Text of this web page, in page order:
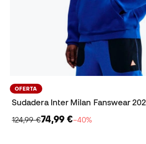
OFERTA
Sudadera Inter Milan Fanswear
124,99 €74,99 €−40%